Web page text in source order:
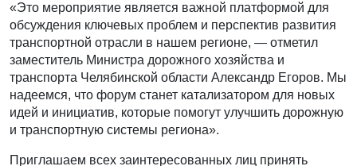
«Это мероприятие является важной платформой для
обсуждения ключевых проблем и перспектив развития
транспортной отрасли в нашем регионе, — отметил
заместитель Министра дорожного хозяйства и
транспорта Челябинской области Александр Егоров. Мы
надеемся, что форум станет катализатором для новых
идей и инициатив, которые помогут улучшить дорожную
и транспортную системы региона».
Приглашаем всех заинтересованных лиц принять